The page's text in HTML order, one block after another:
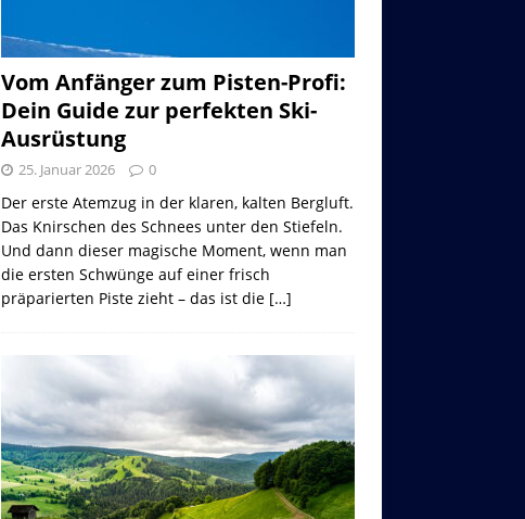
Vom Anfänger zum Pisten-Profi:
Dein Guide zur perfekten Ski-
Ausrüstung
25. Januar 2026 0
Der erste Atemzug in der klaren, kalten Bergluft.
Das Knirschen des Schnees unter den Stiefeln.
Und dann dieser magische Moment, wenn man
die ersten Schwünge auf einer frisch
präparierten Piste zieht – das ist die […]